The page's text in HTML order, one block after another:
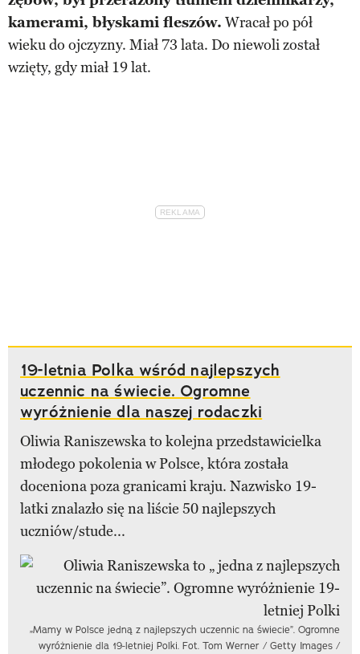
kamerami, błyskami fleszów. Wracał po pół
wieku do ojczyzny. Miał 73 lata. Do niewoli został
wzięty, gdy miał 19 lat.
19-letnia Polka wśród najlepszych
uczennic na świecie. Ogromne
wyróżnienie dla naszej rodaczki
Oliwia Raniszewska to kolejna przedstawicielka
młodego pokolenia w Polsce, która została
doceniona poza granicami kraju. Nazwisko 19-
latki znalazło się na liście 50 najlepszych
uczniów/stude...
„Mamy w Polsce jedną z najlepszych uczennic na świecie”. Ogromne
wyróżnienie dla 19-letniej Polki. Fot. Tom Werner / Getty Images /